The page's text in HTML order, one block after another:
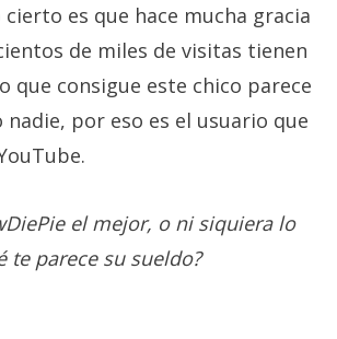
cierto es que hace mucha gracia
de miles de visitas tienen
que consigue este chico parece
nadie, por eso es el usuario que
el mejor, o ni siquiera lo
te parece su sueldo?